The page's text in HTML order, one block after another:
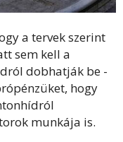
a tervek szerint
sem kell a
dobhatják be -
hogy
munkája is.